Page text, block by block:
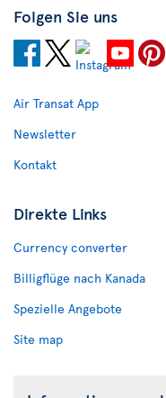
Folgen Sie uns
Air Transat App
Newsletter
Kontakt
Direkte Links
Currency converter
Billigflüge nach Kanada
Spezielle Angebote
Site map